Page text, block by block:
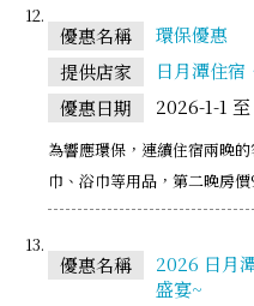
優惠名稱
環保優惠
提供店家
日月潭住
優惠日期
2026-1-1
為響應環保，連續住宿兩晚
巾、浴巾等用品，第二晚房
優惠名稱
2026 日月
盛宴~